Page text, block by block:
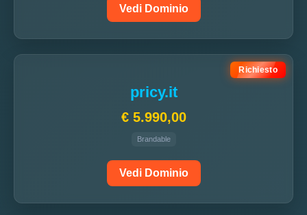
Vedi Dominio
Richiesto
pricy.it
€ 5.990,00
Brandable
Vedi Dominio